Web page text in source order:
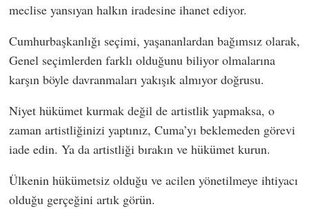
meclise yansıyan halkın iradesine ihanet ediyor.
Cumhurbaşkanlığı seçimi, yaşananlardan bağımsız olarak,
Genel seçimlerden farklı olduğunu biliyor olmalarına
karşın böyle davranmaları yakışık almıyor doğrusu.
Niyet hükümet kurmak değil de artistlik yapmaksa, o
zaman artistliğinizi yaptınız, Cuma’yı beklemeden görevi
iade edin. Ya da artistliği bırakın ve hükümet kurun.
Ülkenin hükümetsiz olduğu ve acilen yönetilmeye ihtiyacı
olduğu gerçeğini artık görün.